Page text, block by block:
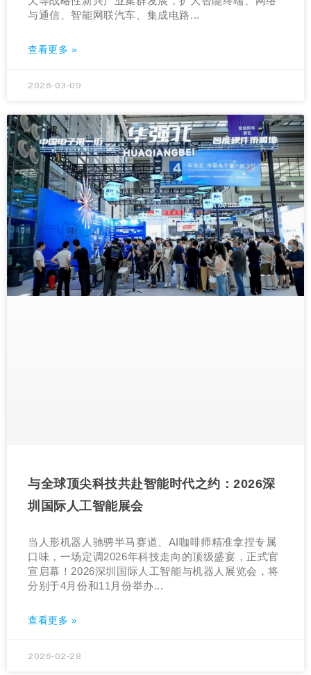
与通信、智能网联汽车、集成电路...
查看更多 »
2026-03-09
与全球顶尖科技共赴智能时代之约：2026深
圳国际人工智能展会
当人形机器人驰骋半马赛道、AI咖啡师精准拿捏专属
口味，一场定调2026年科技走向的顶级盛宴，正式官
宣启幕！2026深圳国际人工智能与机器人展览会，将
分别于4月份和11月份举办...
查看更多 »
2026-02-28